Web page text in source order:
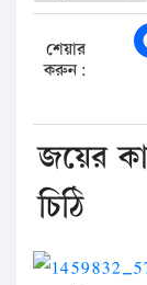
শেয়ার
করুন:
জয়ের
চিঠি